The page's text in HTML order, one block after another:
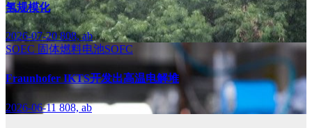
氢规模化
2026-07-20808, ab
SOEC 固体燃料电池SOFC
Fraunhofer IKTS开发出高温电解堆
2026-06-11808, ab